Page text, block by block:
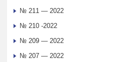
№ 211 — 2022
№ 210 -2022
№ 209 — 2022
№ 207 — 2022